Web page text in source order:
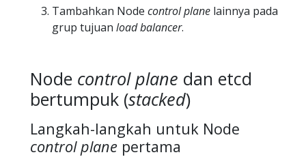
Tambahkan Node control plane lainnya pada
grup tujuan load balancer.
Node control plane dan etcd
bertumpuk (stacked)
Langkah-langkah untuk Node
control plane pertama